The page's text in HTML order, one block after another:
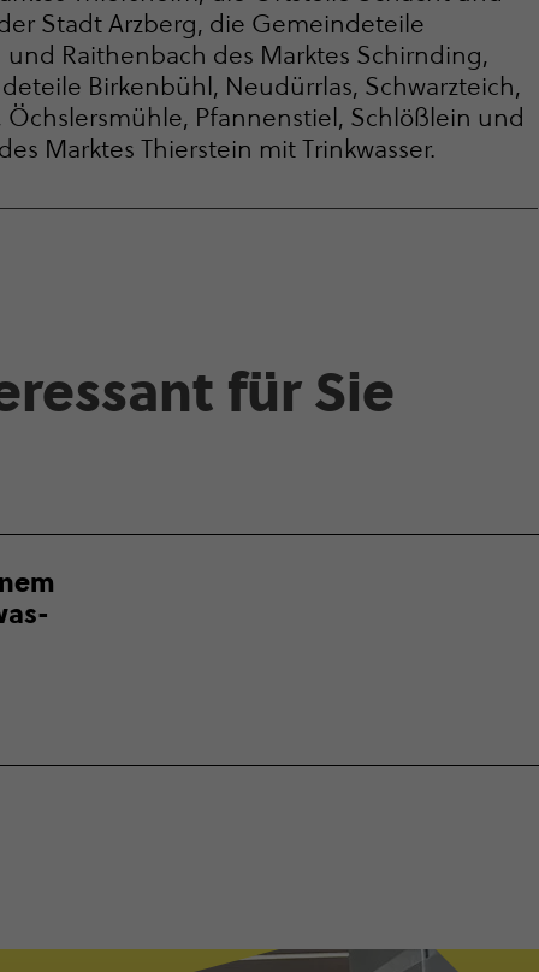
Stadt Arzberg, die Gemeindeteile
und Raithenbach des Marktes Schirnding,
Birkenbühl, Neudürrlas, Schwarzteich,
Öchslersmühle, Pfannenstiel, Schlößlein und
Marktes Thierstein mit Trinkwasser.
für Sie